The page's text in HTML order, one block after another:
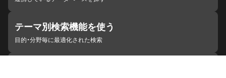
テーマ別検索機能を使う
目的・分野毎に最適化された検索